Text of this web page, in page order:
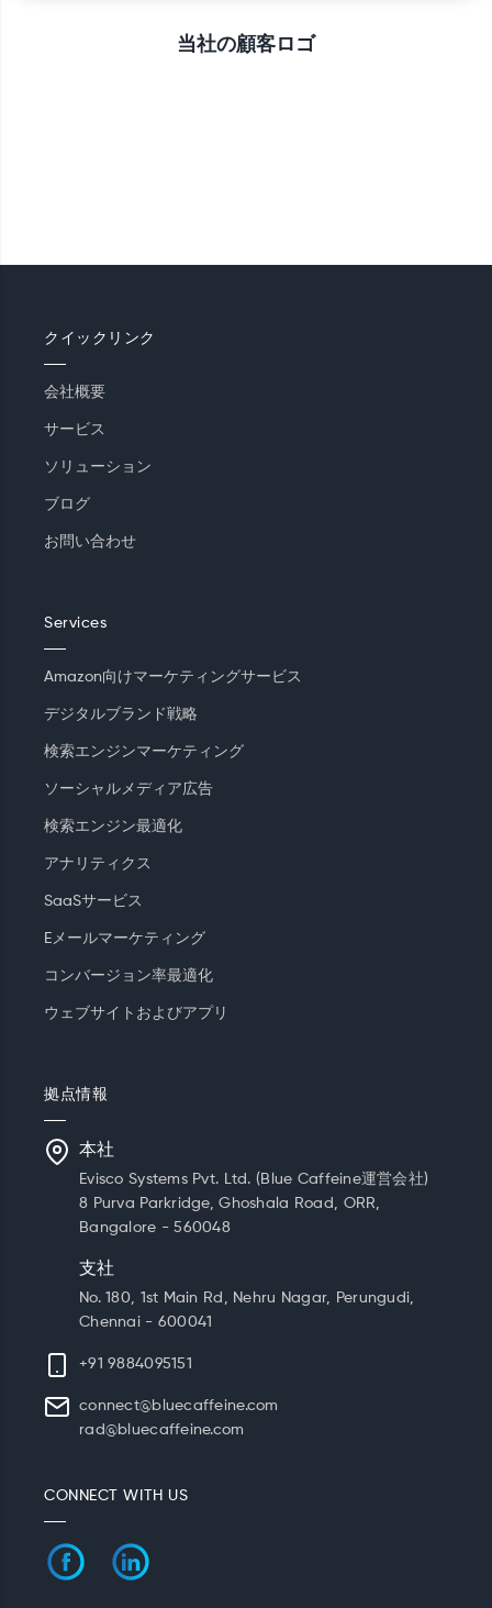
当社の顧客ロゴ
クイックリンク
会社概要
サービス
ソリューション
ブログ
お問い合わせ
Services
Amazon向けマーケティングサービス
デジタルブランド戦略
検索エンジンマーケティング
ソーシャルメディア広告
検索エンジン最適化
アナリティクス
SaaSサービス
Eメールマーケティング
コンバージョン率最適化
ウェブサイトおよびアプリ
拠点情報
本社
Evisco Systems Pvt. Ltd. (Blue Caffeine運営会社)
8 Purva Parkridge, Ghoshala Road, ORR,
Bangalore - 560048
支社
No. 180, 1st Main Rd, Nehru Nagar, Perungudi,
Chennai - 600041
+91 9884095151
connect@bluecaffeine.com
rad@bluecaffeine.com
CONNECT WITH US